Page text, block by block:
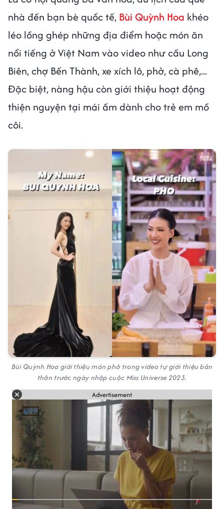
nhà đến bạn bè quốc tế, Bùi Quỳnh Hoa khéo
léo lồng ghép những địa điểm hoặc món ăn
nổi tiếng ở Việt Nam vào video như cầu Long
Biên, chợ Bến Thành, xe xích lô, phở, cà phê,...
Đặc biệt, nàng hậu còn giới thiệu hoạt động
thiện nguyện tại mái ấm dành cho trẻ em mồ
côi.
Bùi Quỳnh Hoa giới thiệu món phở trong video tự giới thiệu bản
thân trước ngày nhập cuộc Miss Universe 2023.
Advertisement